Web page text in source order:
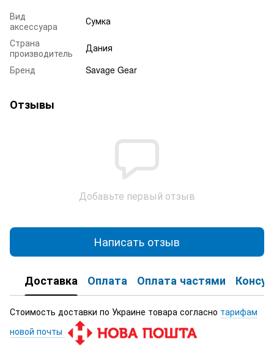
Вид
аксессуара
Сумка
Страна
производитель
Дания
Бренд
Savage Gear
Отзывы
Добавьте первый отзыв
Написать отзыв
Доставка Оплата Оплата частями
Стоимость доставки по Украине товара согласно тарифам
новой почты